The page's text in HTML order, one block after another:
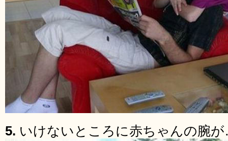
5. いけないところに赤ちゃんの腕